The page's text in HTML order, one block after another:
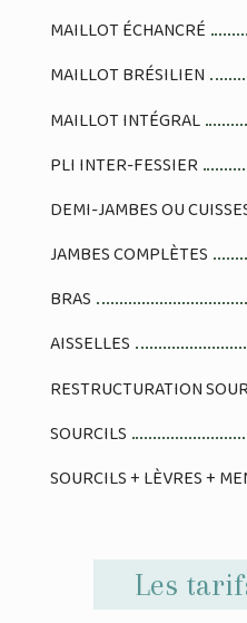
MAILLOT ÉCHANCRÉ
MAILLOT BRÉSILIEN
MAILLOT INTÉGRAL
PLI INTER-FESSIER
DEMI-JAMBES OU
JAMBES COMPLÈTES
BRAS
AISSELLES
RESTRUCTURATION
SOURCILS
SOURCILS + LÈVRES +
Les